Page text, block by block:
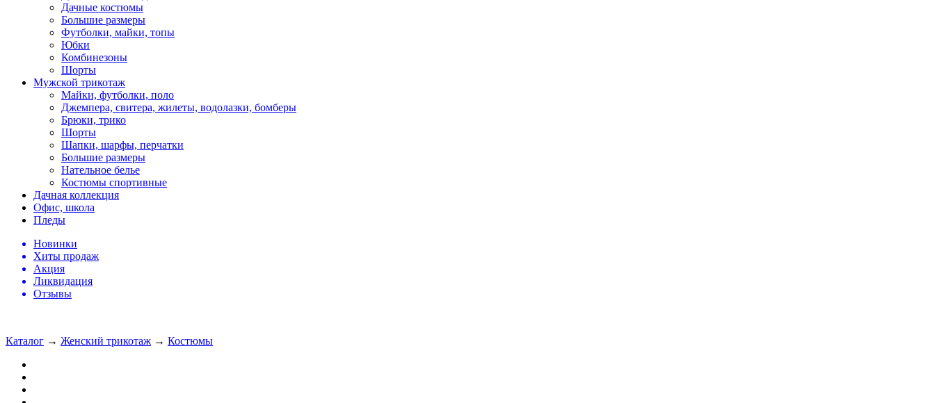
Дачные костюмы
Большие размеры
Футболки, майки, топы
Юбки
Комбинезоны
Шорты
Мужской трикотаж
Майки, футболки, поло
Джемпера, свитера, жилеты, водолазки, бомберы
Брюки, трико
Шорты
Шапки, шарфы, перчатки
Большие размеры
Нательное белье
Костюмы спортивные
Дачная коллекция
Офис, школа
Пледы
Новинки
Хиты продаж
Акция
Ликвидация
Отзывы
Каталог → Женский трикотаж → Костюмы